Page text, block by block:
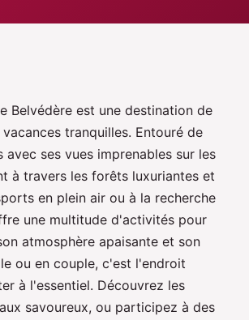
Belvédère est une destination de
tranquilles. Entouré de
ses vues imprenables sur les
à travers les forêts luxuriantes et
en plein air ou à la recherche
une multitude d'activités pour
atmosphère apaisante et son
ou en couple, c'est l'endroit
à l'essentiel. Découvrez les
savoureux, ou participez à des